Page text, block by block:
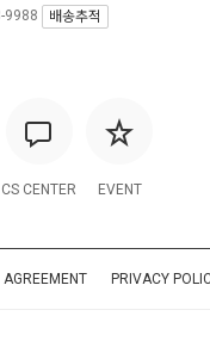
CS CENTER EVENT
9988
배송추적
AGREEMENT PRIVACY